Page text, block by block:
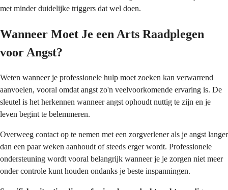
met minder duidelijke triggers dat wel doen.
Wanneer Moet Je een Arts Raadplegen
voor Angst?
Weten wanneer je professionele hulp moet zoeken kan verwarrend
aanvoelen, vooral omdat angst zo'n veelvoorkomende ervaring is. De
sleutel is het herkennen wanneer angst ophoudt nuttig te zijn en je
leven begint te belemmeren.
Overweeg contact op te nemen met een zorgverlener als je angst langer
dan een paar weken aanhoudt of steeds erger wordt. Professionele
ondersteuning wordt vooral belangrijk wanneer je je zorgen niet meer
onder controle kunt houden ondanks je beste inspanningen.